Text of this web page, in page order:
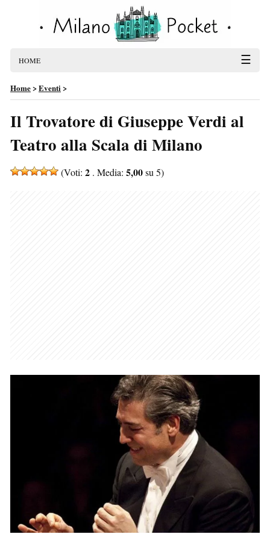
HOME ☰
Home>Eventi>
Il Trovatore di Giuseppe Verdi al
Teatro alla Scala di Milano
(Voti: 2 . Media: 5,00su 5)